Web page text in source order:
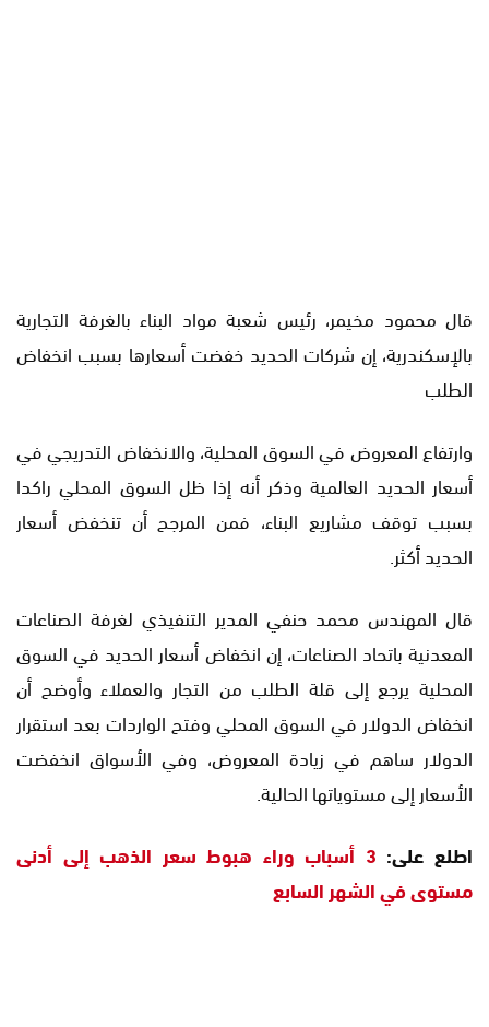
قال محمود مخيمر، رئيس شعبة مواد البناء بالغرفة التجارية
بالإسكندرية، إن شركات الحديد خفضت أسعارها بسبب انخفاض
الطلب
وارتفاع المعروض في السوق المحلية، والانخفاض التدريجي في
أسعار الحديد العالمية وذكر أنه إذا ظل السوق المحلي راكدا
بسبب توقف مشاريع البناء، فمن المرجح أن تنخفض أسعار
الحديد أكثر.
قال المهندس محمد حنفي المدير التنفيذي لغرفة الصناعات
المعدنية باتحاد الصناعات، إن انخفاض أسعار الحديد في السوق
المحلية يرجع إلى قلة الطلب من التجار والعملاء وأوضح أن
انخفاض الدولار في السوق المحلي وفتح الواردات بعد استقرار
الدولار ساهم في زيادة المعروض، وفي الأسواق انخفضت
الأسعار إلى مستوياتها الحالية.
اطلع على:
3 أسباب وراء هبوط سعر الذهب إلى أدنى
مستوى في الشهر السابع